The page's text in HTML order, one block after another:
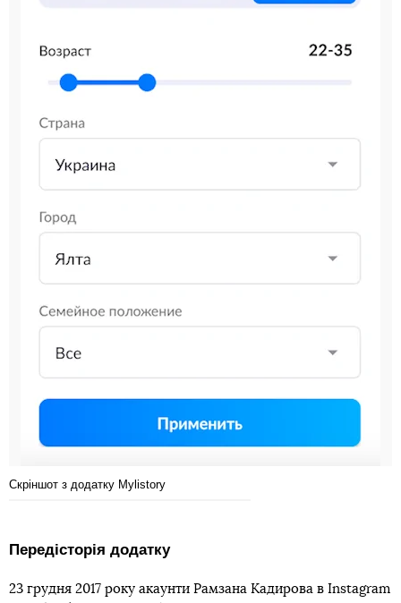
Скріншот з додатку Mylistory
Передісторія додатку
23 грудня 2017 року акаунти Рамзана Кадирова в Instagram